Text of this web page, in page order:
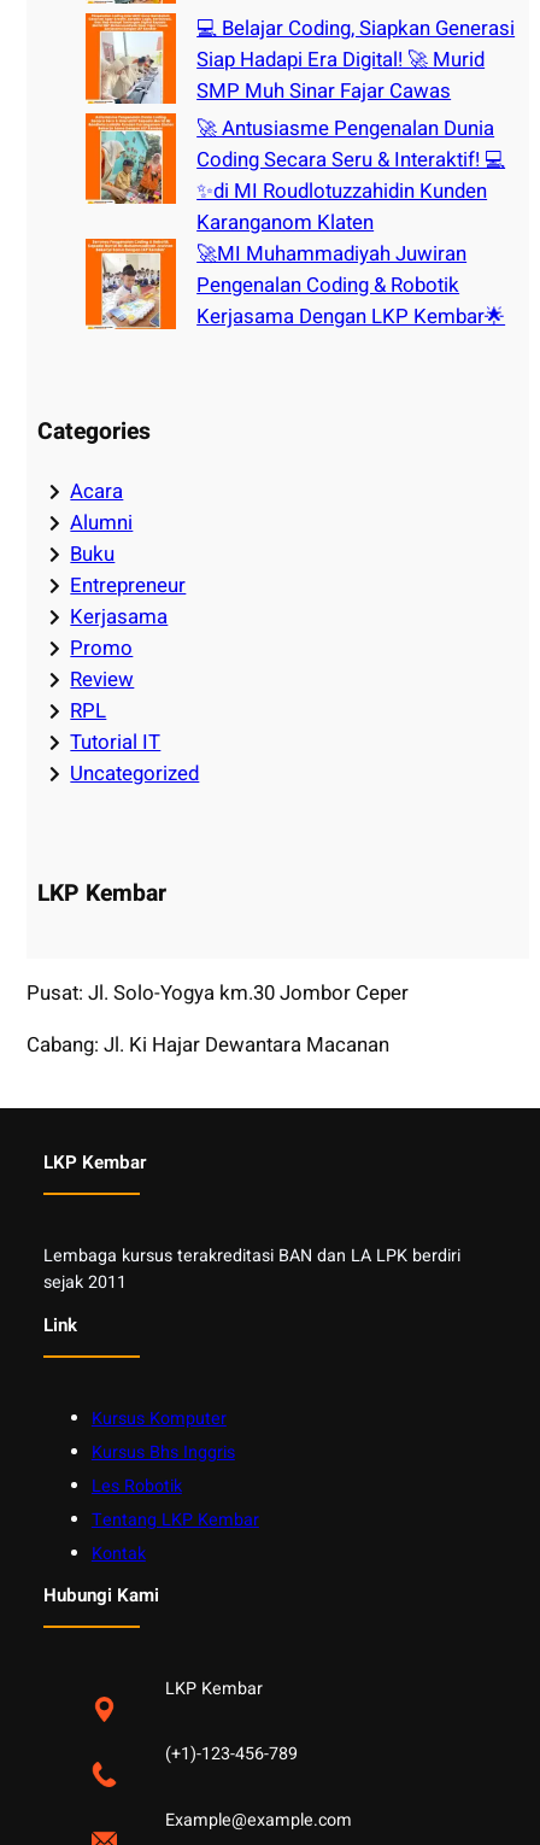
💻 Belajar Coding, Siapkan Generasi
Siap Hadapi Era Digital! 🚀 Murid
SMP Muh Sinar Fajar Cawas
🚀 Antusiasme Pengenalan Dunia
Coding Secara Seru & Interaktif! 💻
✨di MI Roudlotuzzahidin Kunden
Karanganom Klaten
🚀MI Muhammadiyah Juwiran
Pengenalan Coding & Robotik
Kerjasama Dengan LKP Kembar🌟
Categories
Acara
Alumni
Buku
Entrepreneur
Kerjasama
Promo
Review
RPL
Tutorial IT
Uncategorized
LKP Kembar
Pusat: Jl. Solo-Yogya km.30 Jombor Ceper
Cabang: Jl. Ki Hajar Dewantara Macanan
LKP Kembar
Lembaga kursus terakreditasi BAN dan LA LPK berdiri
sejak 2011
Link
Kursus Komputer
Kursus Bhs Inggris
Les Robotik
Tentang LKP Kembar
Kontak
Hubungi Kami
LKP Kembar
(+1)-123-456-789
Example@example.com